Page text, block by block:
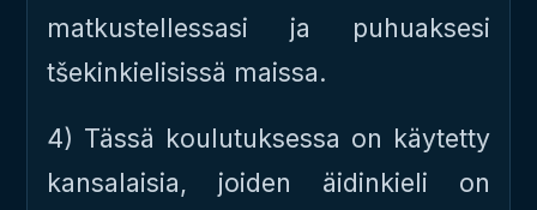
matkustellessasi ja puhuaksesi
tšekinkielisissä maissa.
4) Tässä koulutuksessa on käytetty
kansalaisia, joiden äidinkieli on